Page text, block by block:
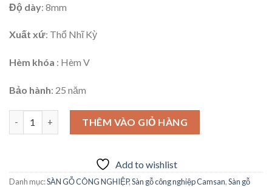
Độ dày: 8mm
Xuất xứ: Thổ Nhĩ Kỳ
Hèm khóa : Hèm V
Bảo hành: 25 năm
Sàn gỗ Camsan 8mm Hiện đại MS 625-8V số lượng
THÊM VÀO GIỎ HÀNG
Add to wishlist
Danh mục:SÀN GỖ CÔNG NGHIỆP,Sàn gỗ công nghiệp Camsan,Sàn gỗ